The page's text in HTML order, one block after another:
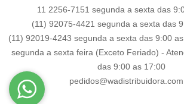
11 2256-7151 segunda a sexta das
(11) 92075-4421 segunda a sexta das
(11) 92019-4243 segunda a sexta das 9:00
segunda a sexta feira (Exceto Feriado) -
das 9:00 as 17:00